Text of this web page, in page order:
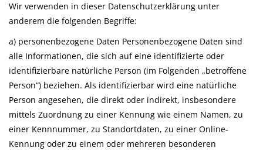
Wir verwenden in dieser Datenschutzerklärung unter
anderem die folgenden Begriffe:
a) personenbezogene Daten Personenbezogene Daten sind
alle Informationen, die sich auf eine identifizierte oder
identifizierbare natürliche Person (im Folgenden „betroffene
Person“) beziehen. Als identifizierbar wird eine natürliche
Person angesehen, die direkt oder indirekt, insbesondere
mittels Zuordnung zu einer Kennung wie einem Namen, zu
einer Kennnummer, zu Standortdaten, zu einer Online-
Kennung oder zu einem oder mehreren besonderen